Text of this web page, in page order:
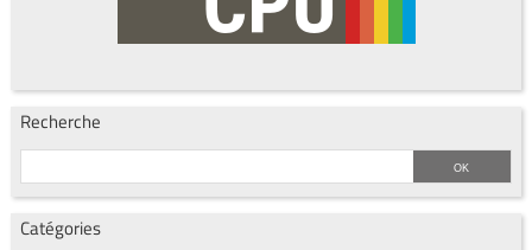
Recherche
Catégories